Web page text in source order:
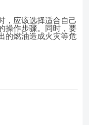
，应该选择适合自己
操作步骤。同时，要
的燃油造成火灾等危